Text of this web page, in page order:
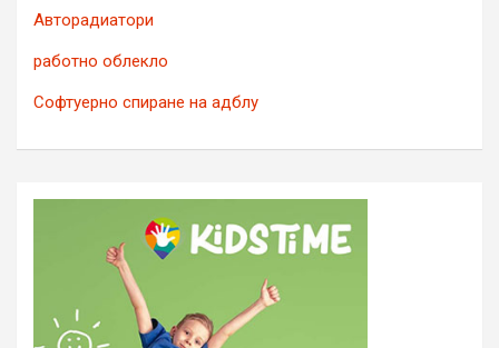
Авторадиатори
работно облекло
Софтуерно спиране на адблу